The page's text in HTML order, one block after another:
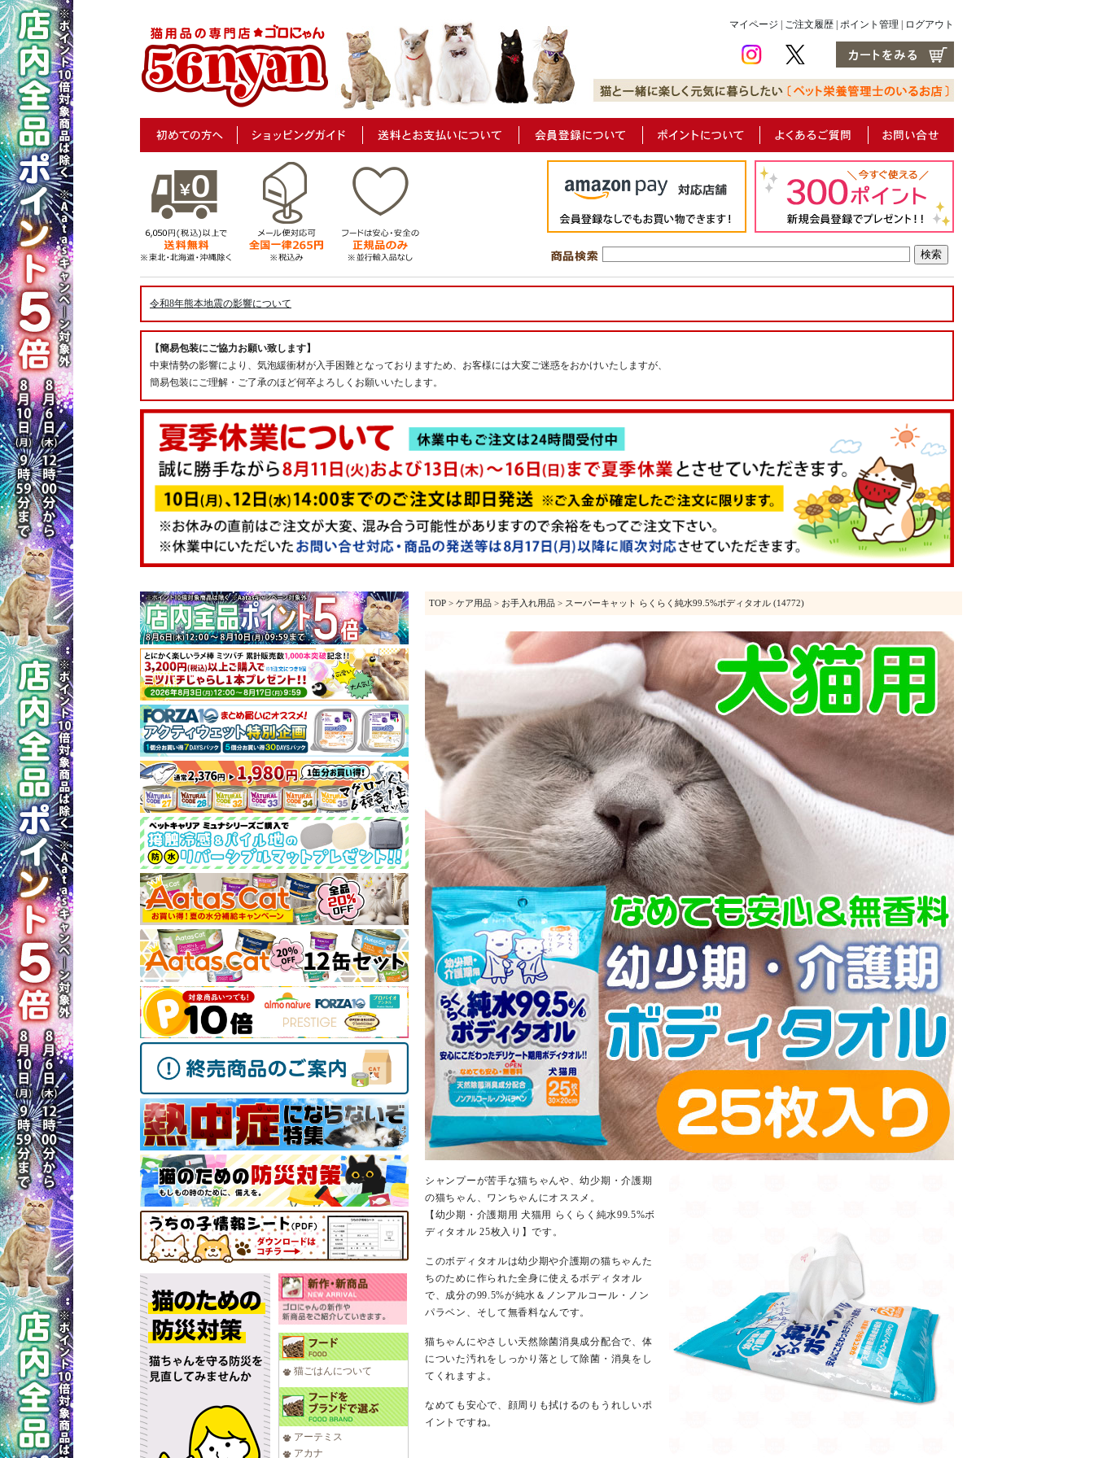
マイページ ご注文履歴 ポイント管理 ログアウト
令和8年熊本地震の影響について
【簡易包装にご協力お願い致します】
中東情勢の影響により、気泡緩衝材が入手困難となっておりますため、お客様には大変ご迷惑をおかけいたしますが、
簡易包装にご理解・ご了承のほど何卒よろしくお願いいたします。
猫ごはんについて
アーテミス
アカナ
TOP > ケア用品 > お手入れ用品 > スーパーキャット らくらく純水99.5%ボディタオル (14772)
シャンプーが苦手な猫ちゃんや、幼少期・介護期
の猫ちゃん、ワンちゃんにオススメ。
【幼少期・介護期用 犬猫用 らくらく純水99.5%ボ
ディタオル 25枚入り】です。
このボディタオルは幼少期や介護期の猫ちゃんた
ちのために作られた全身に使えるボディタオル
で、成分の99.5%が純水＆ノンアルコール・ノン
パラベン、そして無香料なんです。
猫ちゃんにやさしい天然除菌消臭成分配合で、体
についた汚れをしっかり落として除菌・消臭をし
てくれますよ。
なめても安心で、顔周りも拭けるのもうれしいポ
イントですね。